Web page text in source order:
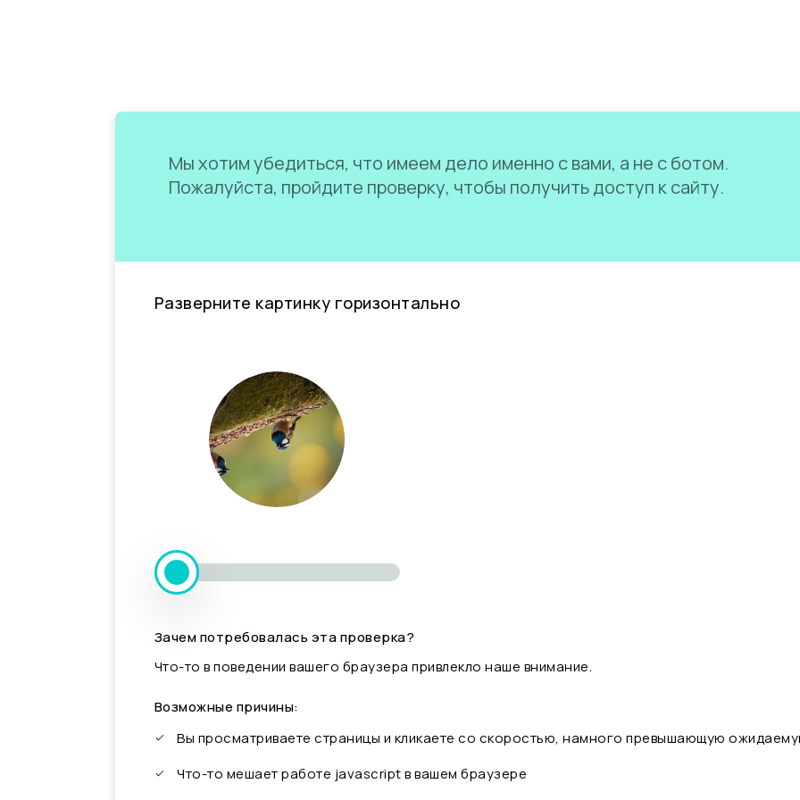
Мы хотим убедиться, что имеем дело именно с вами, а не с ботом.
Пожалуйста, пройдите проверку, чтобы получить доступ к сайту.
Разверните картинку горизонтально
Зачем потребовалась эта проверка?
Что-то в поведении вашего браузера привлекло наше внимание.
Возможные причины:
Вы просматриваете страницы и кликаете со скоростью, намного превышающую
Что-то мешает работе javascript в вашем браузере